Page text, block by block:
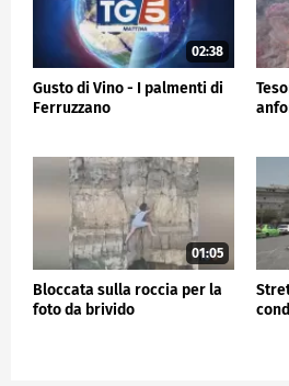
02:38
Gusto di Vino - I palmenti di
Ferruzzano
01:05
Bloccata sulla roccia per la
foto da brivido